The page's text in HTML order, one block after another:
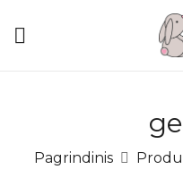
Pagrindinis